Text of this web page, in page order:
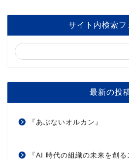
サイト内検索フ
最新の投
『あぶないオルカン』
『AI 時代の組織の未来を創